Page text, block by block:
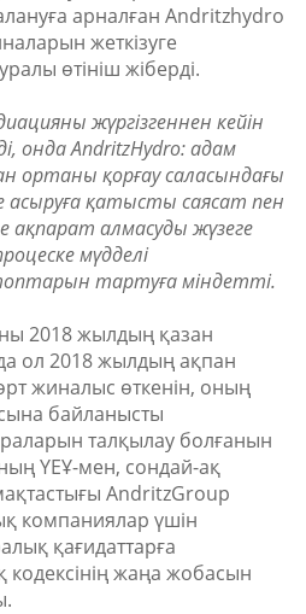
арналған Аndritzhydro
жеткізуге
өтініш жіберді.
жүргізгеннен кейін
онда AndritzHydro: адам
ортаны қорғау саласындағы
қатысты саясат пен
ақпарат алмасуды жүзеге
мүдделі
тартуға міндетті.
2018 жылдың қазан
ол 2018 жылдың ақпан
жиналыс өткенін, оның
байланысты
талқылау болғанын
ҮЕҰ-мен, сондай-ақ
AndritzGroup
компаниялар үшін
қағидаттарға
кодексінің жаңа жобасын